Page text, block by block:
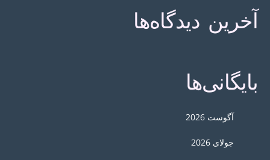
آخرین دیدگاه‌ها
بایگانی‌ها
آگوست 2026
جولای 2026